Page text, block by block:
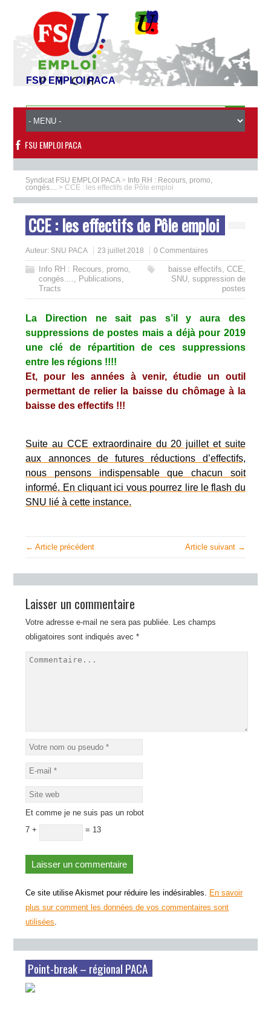
FSU EMPLOI PACA
FSU EMPLOI PACA
Syndicat FSU EMPLOI PACA> Info RH : Recours, promo,
congés.... >CCE : les effectifs de Pôle emploi
CCE : les effectifs de Pôle emploi
Auteur: SNU PACA 23 juillet 2018 0 Commentaires
Info RH : Recours, promo,
congés...., Publications,
Tracts
baisse effectifs, CCE,
SNU, suppression de
postes
La Direction ne sait pas s’il y aura des
suppressions de postes mais a déjà pour 2019
une clé de répartition de ces suppressions
entre les régions !!!!
Et, pour les années à venir, étudie un outil
permettant de relier la baisse du chômage à la
baisse des effectifs !!!
Suite au CCE extraordinaire du 20 juillet et suite
aux annonces de futures réductions d’effectifs,
nous pensons indispensable que chacun soit
informé. En cliquant ici vous pourrez lire le flash du
SNU lié à cette instance.
← Article précédent Article suivant →
Laisser un commentaire
Votre adresse e-mail ne sera pas publiée. Les champs
obligatoires sont indiqués avec*
Et comme je ne suis pas un robot
7 +
= 13
Ce site utilise Akismet pour réduire les indésirables. En savoir
plus sur comment les données de vos commentaires sont
utilisées.
Point-break – régional PACA